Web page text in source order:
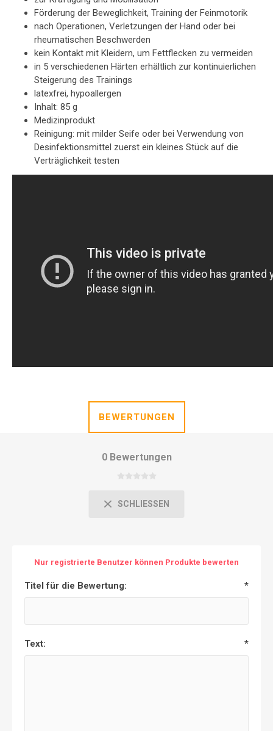
Förderung der Beweglichkeit, Training der Feinmotorik
nach Operationen, Verletzungen der Hand oder bei
rheumatischen Beschwerden
kein Kontakt mit Kleidern, um Fettflecken zu vermeiden
in 5 verschiedenen Härten erhältlich zur kontinuierlichen
Steigerung des Trainings
latexfrei, hypoallergen
Inhalt: 85 g
Medizinprodukt
Reinigung: mit milder Seife oder bei Verwendung von
Desinfektionsmittel zuerst ein kleines Stück auf die
Verträglichkeit testen
BEWERTUNGEN
0 Bewertungen
SCHLIESSEN
Nur registrierte Benutzer können Produkte bewerten
Titel für die Bewertung: *
Text: *